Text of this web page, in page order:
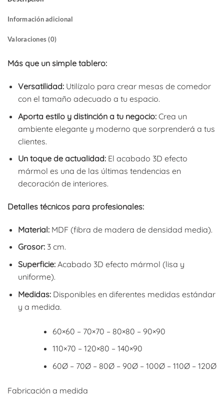
Información adicional
Valoraciones (0)
Más que un simple tablero:
Versatilidad:Utilízalo para crear mesas de comedor
con el tamaño adecuado a tu espacio.
Aporta estilo y distinción a tu negocio:Crea un
ambiente elegante y moderno que sorprenderá a tus
clientes.
Un toque de actualidad:El acabado 3D efecto
mármol es una de las últimas tendencias en
decoración de interiores.
Detalles técnicos para profesionales:
Material:MDF (fibra de madera de densidad media).
Grosor:3 cm.
Superficie:Acabado 3D efecto mármol (lisa y
uniforme).
Medidas:Disponibles en diferentes medidas estándar
y a medida.
60×60 – 70×70 – 80×80 – 90×90
110×70 – 120×80 – 140×90
60Ø – 70Ø – 80Ø – 90Ø – 100Ø – 110Ø – 120Ø
Fabricación a medida